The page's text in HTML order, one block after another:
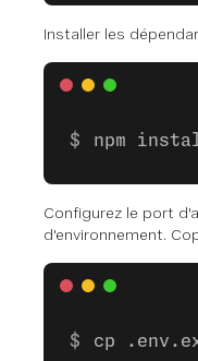
Installer les
npm
Configurez le port
d'environnement.
cp